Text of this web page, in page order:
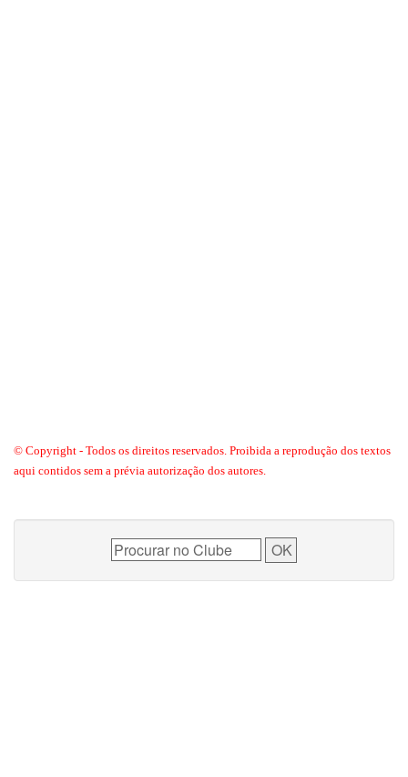
© Copyright - Todos os direitos reservados. Proibida a reprodução dos textos
aqui contidos sem a prévia autorização dos autores.